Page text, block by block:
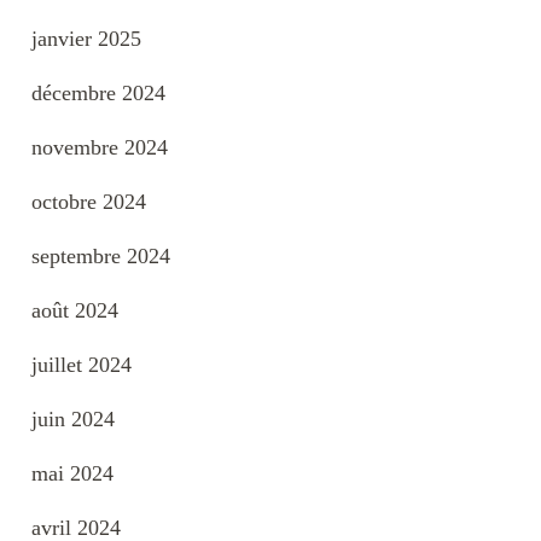
janvier 2025
décembre 2024
novembre 2024
octobre 2024
septembre 2024
août 2024
juillet 2024
juin 2024
mai 2024
avril 2024